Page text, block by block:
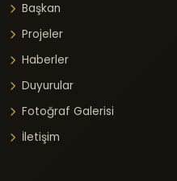
Başkan
Projeler
Haberler
Duyurular
Fotoğraf Galerisi
İletişim